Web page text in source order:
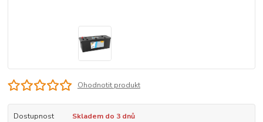
Ohodnotit produkt
Dostupnost Skladem do 3 dnů